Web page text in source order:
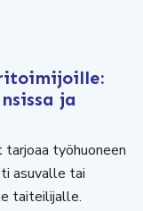
ja
työhuoneen
asuvalle tai
taiteilijalle.